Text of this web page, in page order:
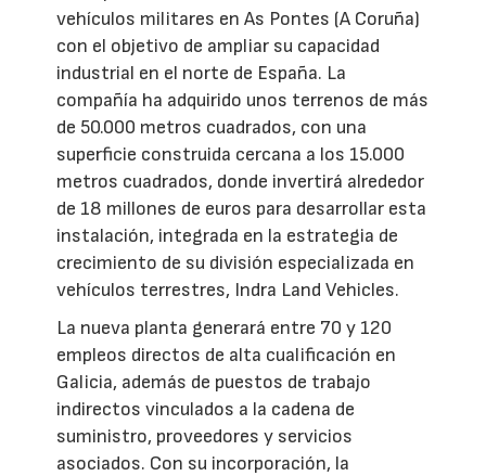
vehículos militares en As Pontes (A Coruña)
con el objetivo de ampliar su capacidad
industrial en el norte de España. La
compañía ha adquirido unos terrenos de más
de 50.000 metros cuadrados, con una
superficie construida cercana a los 15.000
metros cuadrados, donde invertirá alrededor
de 18 millones de euros para desarrollar esta
instalación, integrada en la estrategia de
crecimiento de su división especializada en
vehículos terrestres, Indra Land Vehicles.
La nueva planta generará entre 70 y 120
empleos directos de alta cualificación en
Galicia, además de puestos de trabajo
indirectos vinculados a la cadena de
suministro, proveedores y servicios
asociados. Con su incorporación, la